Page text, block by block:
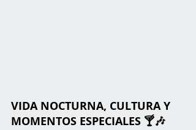
VIDA NOCTURNA, CULTURA Y
MOMENTOS ESPECIALES 🍸🎶